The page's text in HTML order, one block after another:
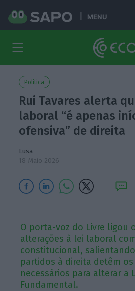
MENU
Política
Rui Tavares alerta
laboral “é apenas
ofensiva” de direita
Lusa
18 Maio 2026
O porta-voz do Livre ligou
alterações à lei laboral
constitucional,
partidos à direita detêm
necessários para alterar a
Fundamental.